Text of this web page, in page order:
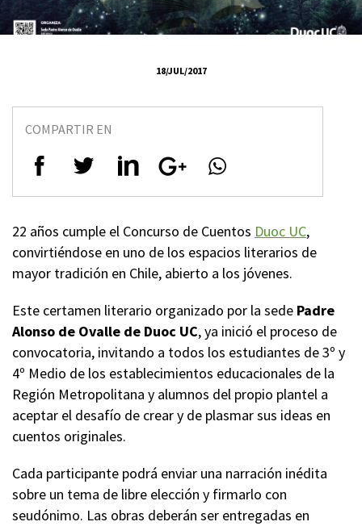
18/JUL/2017
COMPARTIR EN
22 años cumple el Concurso de Cuentos Duoc UC,
convirtiéndose en uno de los espacios literarios de
mayor tradición en Chile, abierto a los jóvenes.
Este certamen literario organizado por la sede Padre
Alonso de Ovalle de Duoc UC, ya inició el proceso de
convocatoria, invitando a todos los estudiantes de 3º y
4º Medio de los establecimientos educacionales de la
Región Metropolitana y alumnos del propio plantel a
aceptar el desafío de crear y de plasmar sus ideas en
cuentos originales.
Cada participante podrá enviar una narración inédita
sobre un tema de libre elección y firmarlo con
seudónimo. Las obras deberán ser entregadas en